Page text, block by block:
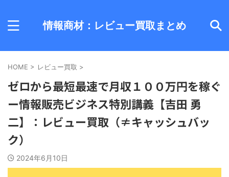
情報商材：レビュー買取まとめ
HOME > レビュー買取 >
ゼロから最短最速で月収１００万円を稼ぐ
ー情報販売ビジネス特別講義【吉田 勇
二】：レビュー買取（≠キャッシュバッ
ク）
2024年6月10日